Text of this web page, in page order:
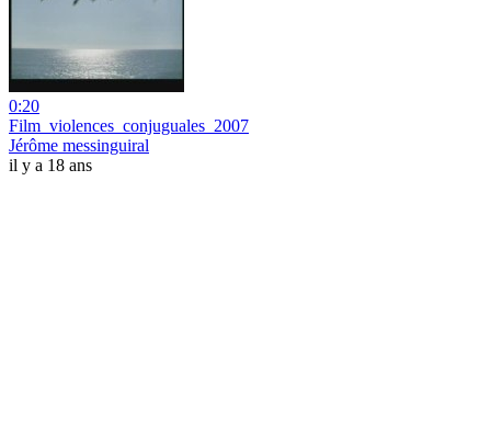
0:20
Film_violences_conjuguales_2007
Jérôme messinguiral
il y a 18 ans